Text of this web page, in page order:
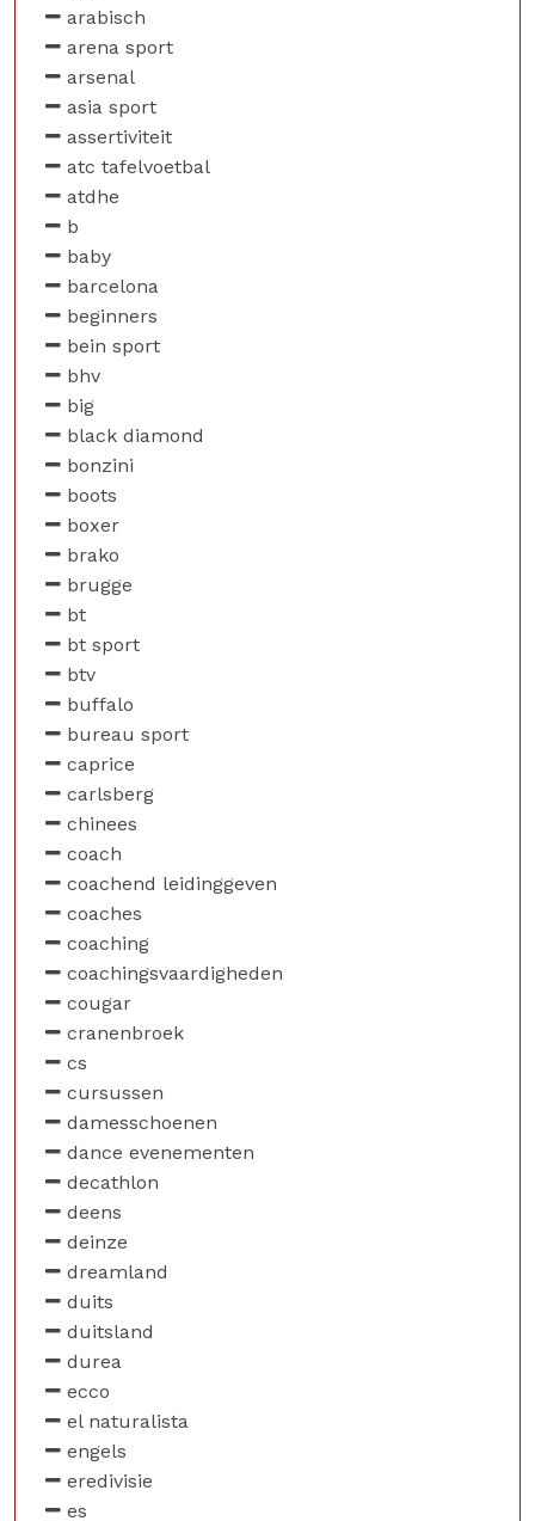
arabisch
arena sport
arsenal
asia sport
assertiviteit
atc tafelvoetbal
atdhe
b
baby
barcelona
beginners
bein sport
bhv
big
black diamond
bonzini
boots
boxer
brako
brugge
bt
bt sport
btv
buffalo
bureau sport
caprice
carlsberg
chinees
coach
coachend leidinggeven
coaches
coaching
coachingsvaardigheden
cougar
cranenbroek
cs
cursussen
damesschoenen
dance evenementen
decathlon
deens
deinze
dreamland
duits
duitsland
durea
ecco
el naturalista
engels
eredivisie
es